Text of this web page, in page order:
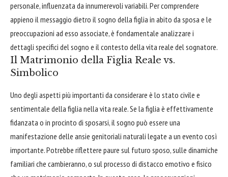
personale, influenzata da innumerevoli variabili. Per comprendere
appieno il messaggio dietro il sogno della figlia in abito da sposa e le
preoccupazioni ad esso associate, è fondamentale analizzare i
dettagli specifici del sogno e il contesto della vita reale del sognatore.
Il Matrimonio della Figlia Reale vs.
Simbolico
Uno degli aspetti più importanti da considerare è lo stato civile e
sentimentale della figlia nella vita reale. Se la figlia è effettivamente
fidanzata o in procinto di sposarsi, il sogno può essere una
manifestazione delle ansie genitoriali naturali legate a un evento così
importante. Potrebbe riflettere paure sul futuro sposo, sulle dinamiche
familiari che cambieranno, o sul processo di distacco emotivo e fisico